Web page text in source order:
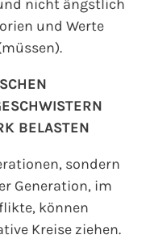
nicht ängstlich
und Werte
BELASTEN
sondern
Generation, im
können
Kreise ziehen.